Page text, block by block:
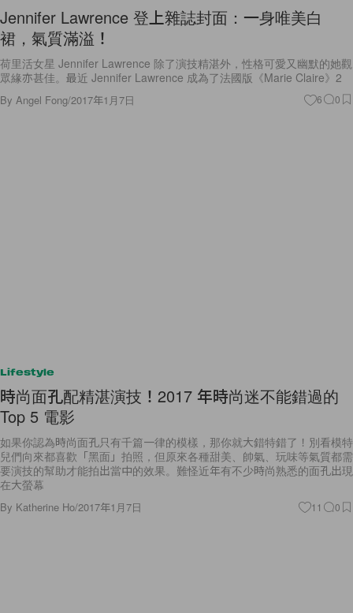
Jennifer Lawrence 登上雜誌封面：一身唯美白
裙，氣質滿溢！
荷里活女星 Jennifer Lawrence 除了演技精湛外，性格可愛又幽默的她觀
眾緣亦甚佳。最近 Jennifer Lawrence 成為了法國版《Marie Claire》2
By Angel Fong/2017年1月7日 6 0
Lifestyle
時尚面孔配精湛演技！2017 年時尚迷不能錯過的
Top 5 電影
如果你認為時尚面孔只有千篇一律的模樣，那你就大錯特錯了！別看模特
兒們向來都喜歡「黑面」拍照，但原來各種甜美、帥氣、玩味等氣質都需
要演技的幫助才能拍出當中的效果。難怪近年有不少時尚熟悉的面孔出現
在大螢幕
By Katherine Ho/2017年1月7日 11 0